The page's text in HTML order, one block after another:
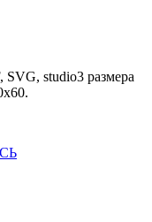
studio3 размера